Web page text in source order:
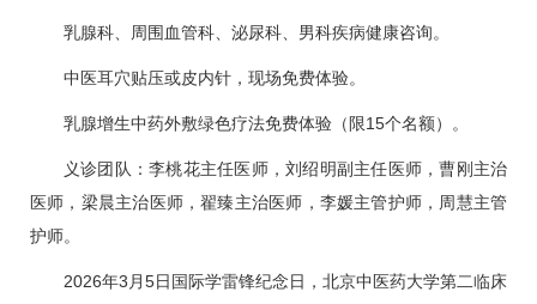
乳腺科 周围血管科、泌尿科、 男科疾病健康咨询。
中医耳穴贴压或皮内针，现场免费体验。
乳腺增生中药外敷绿色疗法免费体验（限15个名额）。
义诊团队：李桃花主任医师，刘绍明副主任医师，曹刚 主治
医师， 梁晨主治医师，翟臻主治医师，李媛主管护师，周慧主管
护师。
2026年3月5日国际学雷锋纪念日，北京中医药大学第二临床